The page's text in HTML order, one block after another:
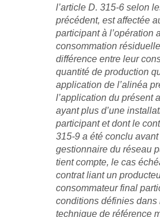
l’article D. 315-6 selon
précédent, est affectée
participant à l’opération
consommation
différence entre leur
quantité de production
application de l’alinéa
l’application du présent
ayant plus d’une
participant et dont le
315-9 a été conclu
gestionnaire du réseau
tient compte, le cas
contrat liant un
consommateur final
conditions définies dans
technique de référence